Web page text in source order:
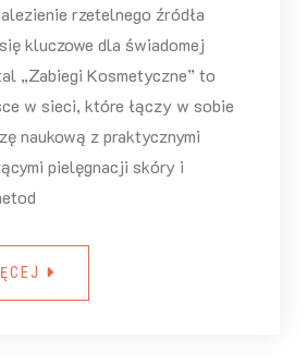
rzetelnego źródła
kluczowe dla świadomej
„Zabiegi Kosmetyczne” to
w sieci, które łączy w sobie
naukową z praktycznymi
pielęgnacji skóry i